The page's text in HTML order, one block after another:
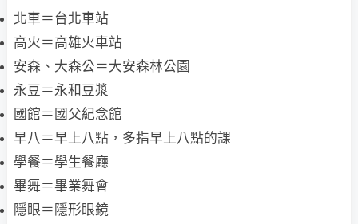
北車＝台北車站
高火＝高雄火車站
安森、大森公＝大安森林公園
永豆＝永和豆漿
國館＝國父紀念館
早八＝早上八點，多指早上八點的課
學餐＝學生餐廳
畢舞＝畢業舞會
隱眼＝隱形眼鏡